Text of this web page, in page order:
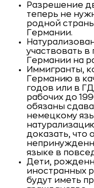
Разрешение
теперь не
родной
Германии.
участвовать
Германии на
Иммигранты,
Германию в
годов или в
рабочих до
обязаны
немецкому
доказать, что
языке в
Дети,
иностранных
будут иметь